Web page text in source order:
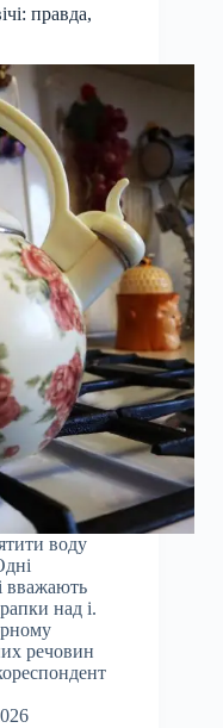
правда,
воду
вважають
над i.
речовин